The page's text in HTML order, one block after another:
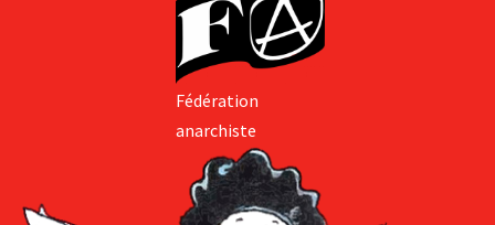
Fédération
anarchiste